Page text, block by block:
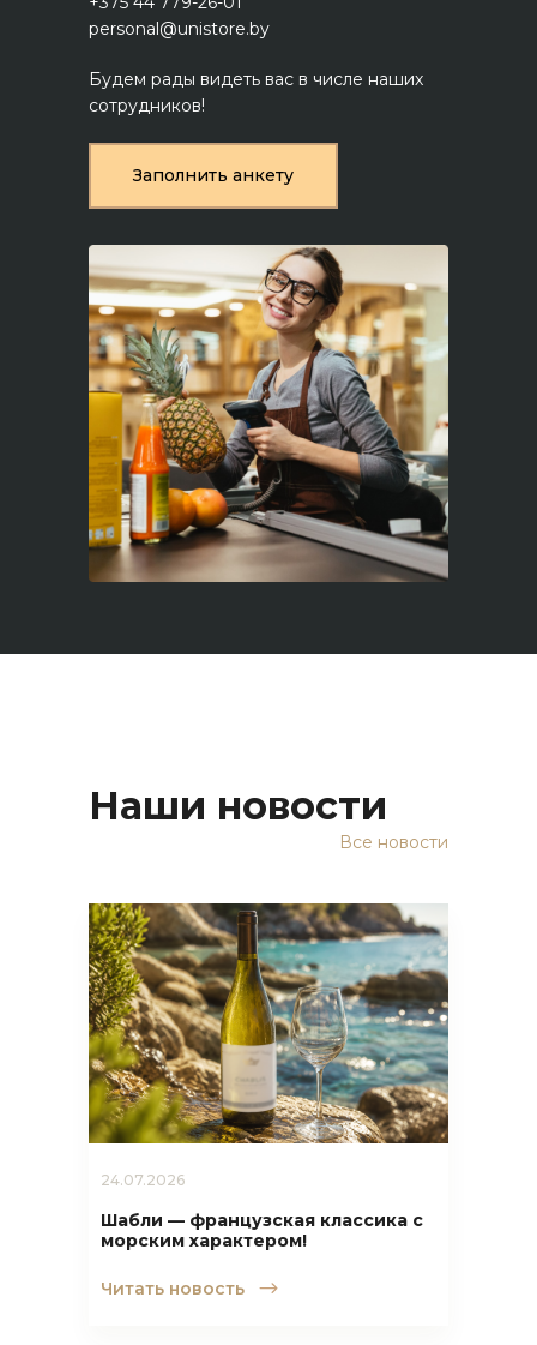
personal@unistore.by
Будем рады видеть вас в числе наших
сотрудников!
Заполнить анкету
Наши новости
Все новости
24.07.2026
Шабли — французская классика с
морским характером!
Читать новость